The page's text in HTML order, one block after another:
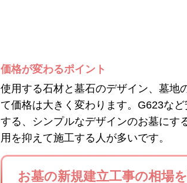
価格が変わるポイント
使用する石材と墓石のデザイン、墓地
て価格は大きく変わります。G623な
する、シンプルなデザインのお墓にす
用を抑えて施工する人が多いです。
お墓の新規建立工事の相場